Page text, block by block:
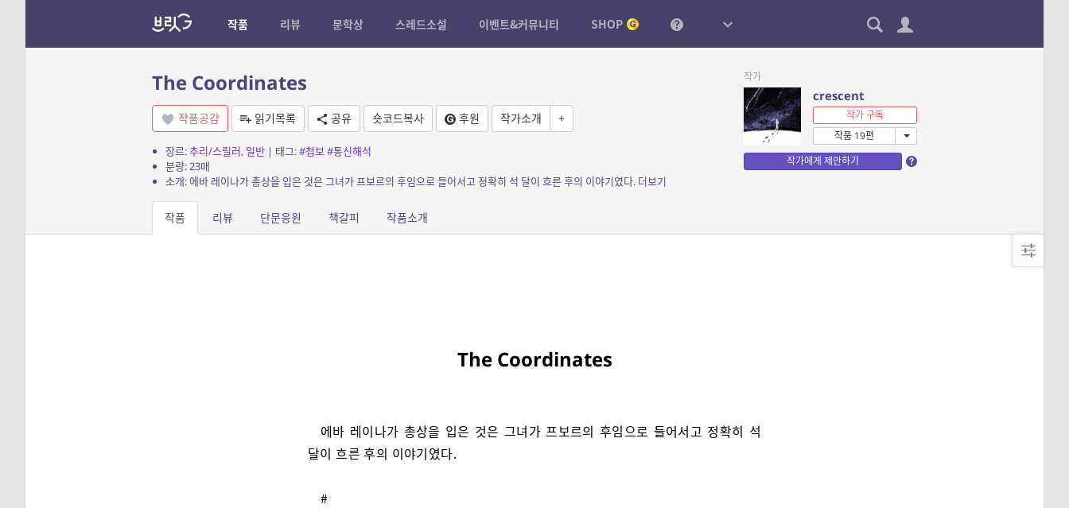
작품 리뷰 문학상 스레드소설 이벤트&커뮤니티 SHOP
The Coordinates
작품공감 읽기목록 공유 숏코드복사 후원 작가소개 +
장르:추리/스릴러, 일반| 태그:#첩보#통신해석
분량: 23매
소개: 에바 레이나가 총상을 입은 것은 그녀가 프보르의 후임으로 들어서고 정확히 석 달이 흐른 후의 이야기였다. 더보기
작가
crescent
작가 구독
작품 19편
작가에게 제안하기
작품 리뷰 단문응원 책갈피 작품소개
The Coordinates
에바 레이나가 총상을 입은 것은 그녀가 프보르의 후임으로 들어서고 정확히 석
달이 흐른 후의 이야기였다.
#